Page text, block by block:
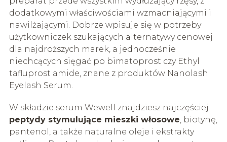
dodatkowymi właściwościami wzmacniającymi i
nawilżającymi. Dobrze wpisuje się w potrzeby
użytkowniczek szukających alternatywy cenowej
dla najdroższych marek, a jednocześnie
niechcących sięgać po bimatoprost czy Ethyl
tafluprost amide, znane z produktów Nanolash
Eyelash Serum.
W składzie serum Wewell znajdziesz najczęściej
peptydy stymulujące mieszki włosowe , biotynę,
pantenol, a także naturalne oleje i ekstrakty